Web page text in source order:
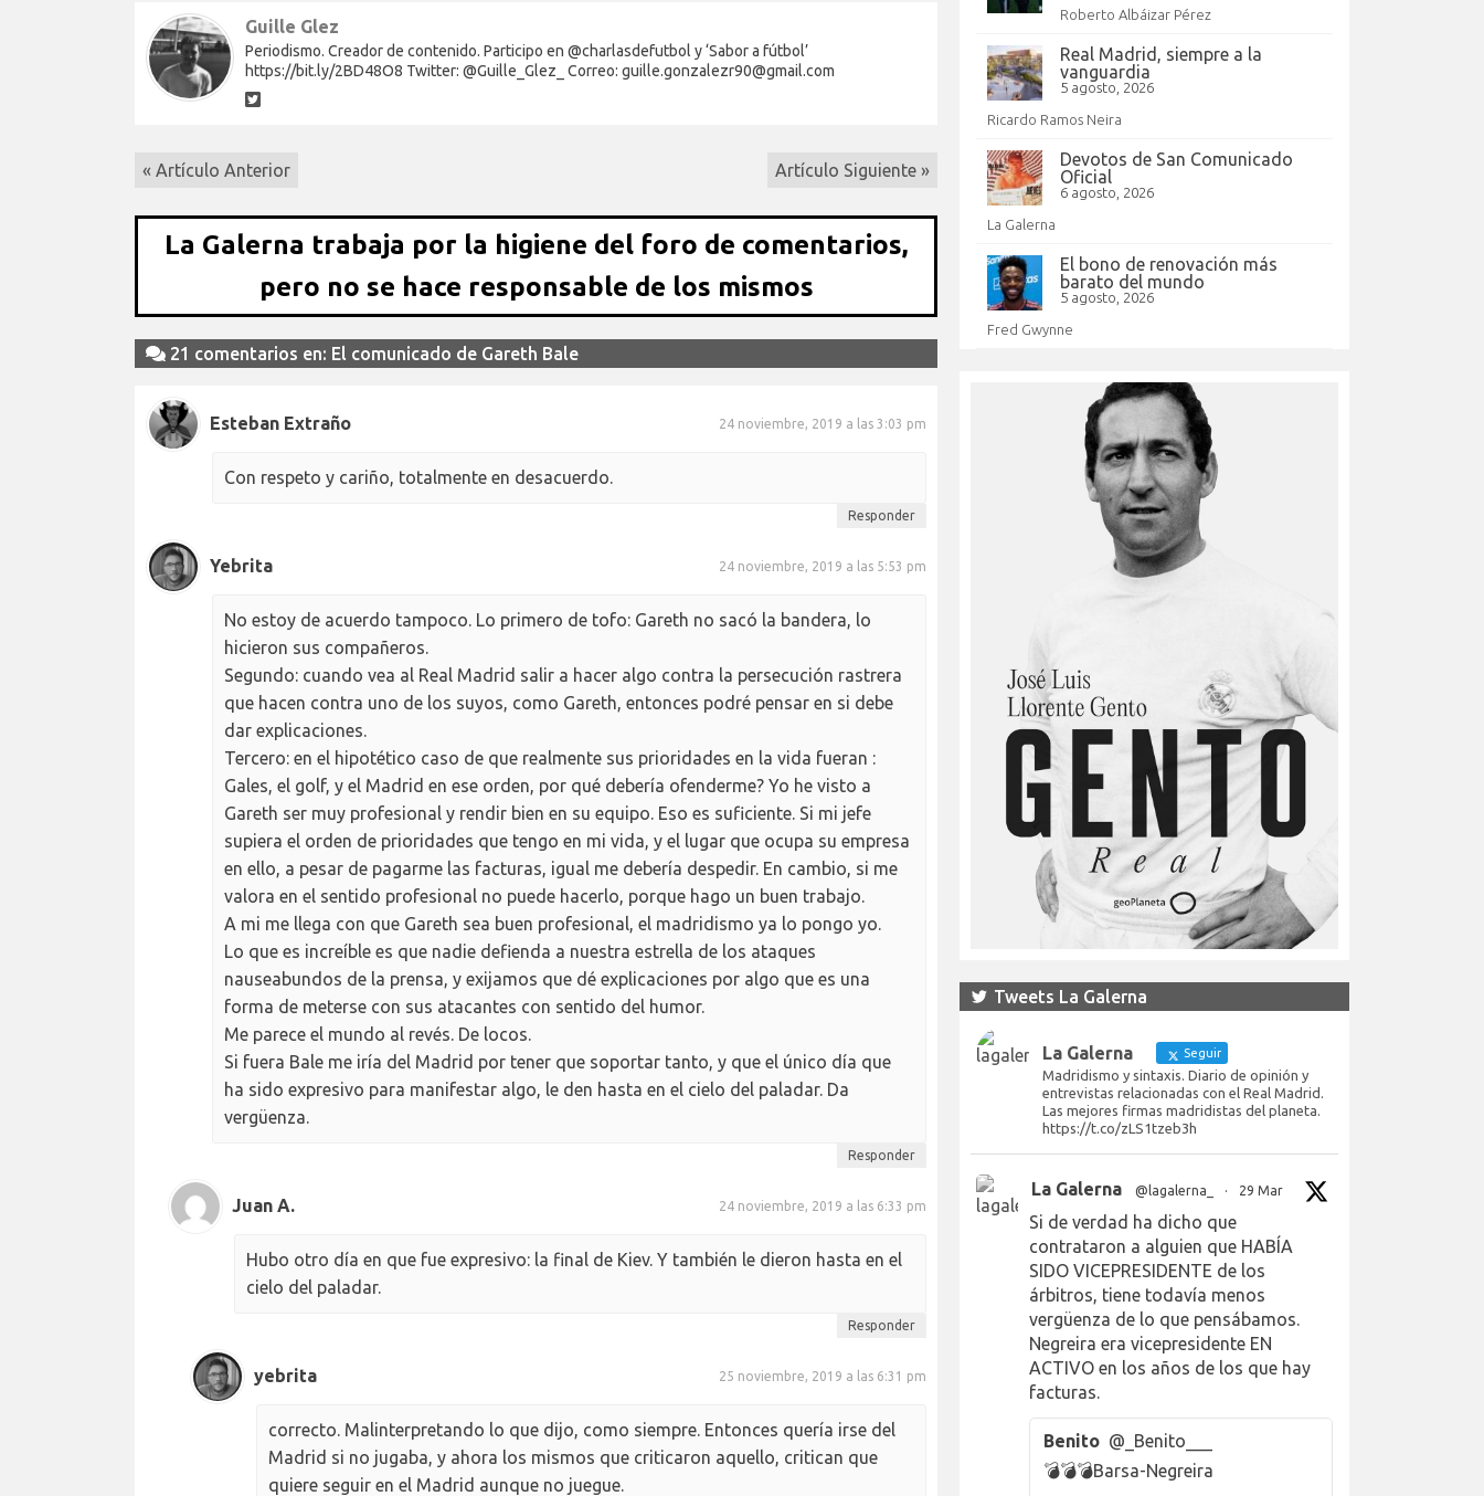
Guille Glez
Periodismo. Creador de contenido. Participo en @charlasdefutbol y ‘Sabor a fútbol’
https://bit.ly/2BD48O8 Twitter: @Guille_Glez_ Correo: guille.gonzalezr90@gmail.com
« Artículo Anterior Artículo Siguiente »
La Galerna trabaja por la higiene del foro de comentarios,
pero no se hace responsable de los mismos
21 comentarios en: El comunicado de Gareth Bale
Esteban Extraño 24 noviembre, 2019 a las 3:03 pm
Con respeto y cariño, totalmente en desacuerdo.
Responder
Yebrita 24 noviembre, 2019 a las 5:53 pm
No estoy de acuerdo tampoco. Lo primero de tofo: Gareth no sacó la bandera, lo
hicieron sus compañeros.
Segundo: cuando vea al Real Madrid salir a hacer algo contra la persecución rastrera
que hacen contra uno de los suyos, como Gareth, entonces podré pensar en si debe
dar explicaciones.
Tercero: en el hipotético caso de que realmente sus prioridades en la vida fueran :
Gales, el golf, y el Madrid en ese orden, por qué debería ofenderme? Yo he visto a
Gareth ser muy profesional y rendir bien en su equipo. Eso es suficiente. Si mi jefe
supiera el orden de prioridades que tengo en mi vida, y el lugar que ocupa su empresa
en ello, a pesar de pagarme las facturas, igual me debería despedir. En cambio, si me
valora en el sentido profesional no puede hacerlo, porque hago un buen trabajo.
A mi me llega con que Gareth sea buen profesional, el madridismo ya lo pongo yo.
Lo que es increíble es que nadie defienda a nuestra estrella de los ataques
nauseabundos de la prensa, y exijamos que dé explicaciones por algo que es una
forma de meterse con sus atacantes con sentido del humor.
Me parece el mundo al revés. De locos.
Si fuera Bale me iría del Madrid por tener que soportar tanto, y que el único día que
ha sido expresivo para manifestar algo, le den hasta en el cielo del paladar. Da
vergüenza.
Responder
Juan A. 24 noviembre, 2019 a las 6:33 pm
Hubo otro día en que fue expresivo: la final de Kiev. Y también le dieron hasta en el
cielo del paladar.
Responder
yebrita 25 noviembre, 2019 a las 6:31 pm
correcto. Malinterpretando lo que dijo, como siempre. Entonces quería irse del
Madrid si no jugaba, y ahora los mismos que criticaron aquello, critican que
quiere seguir en el Madrid aunque no juegue.
Roberto Albáizar Pérez
Real Madrid, siempre a la
vanguardia
5 agosto, 2026
Ricardo Ramos Neira
Devotos de San Comunicado
Oficial
6 agosto, 2026
La Galerna
El bono de renovación más
barato del mundo
5 agosto, 2026
Fred Gwynne
Tweets La Galerna
La Galerna Seguir
Madridismo y sintaxis. Diario de opinión y
entrevistas relacionadas con el Real Madrid.
Las mejores firmas madridistas del planeta.
https://t.co/zLS1tzeb3h
La Galerna @lagalerna_ · 29 Mar
Si de verdad ha dicho que
contrataron a alguien que HABÍA
SIDO VICEPRESIDENTE de los
árbitros, tiene todavía menos
vergüenza de lo que pensábamos.
Negreira era vicepresidente EN
ACTIVO en los años de los que hay
facturas.
Benito @_Benito___
💣💣💣Barsa-Negreira